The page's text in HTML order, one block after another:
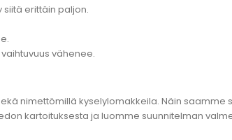
siitä erittäin paljon.
vähenee.
nimettömillä kyselylomakkeila. Näin
kartoituksesta ja luomme suunnitelman